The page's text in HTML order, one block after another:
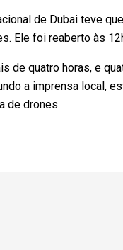
de Dubai teve
Ele foi reaberto às
de quatro horas, e
a imprensa local,
de drones.